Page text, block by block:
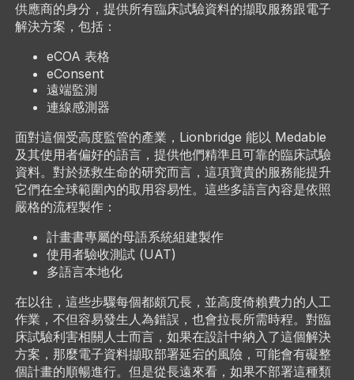
供應商的身分，提供所有臨床試驗資料的擷取服務跟電子
解決方案，包括：
eCOA 表格
eConsent
遠端監測
連線感測器
面對這個受高度監管的產業，Lionbridge 能以 Medable
及其使用者偏好的語言，提供他們精準且可靠的臨床試驗
資料。對於拯救生命的研究而言，這項寶貴的服務能提升
它們在全球範圍內的取用容易性。這些多語言內容是依照
嚴格的流程製作：
計畫書專屬的母語系統組建製作
使用者驗收測試 (UAT)
多語言本地化
在以往，這些步驟每個都頗冗長，並高度倚賴費力的人工
作業，不但容易發生人為錯誤，也會拉長所需時程。對臨
床試驗利害相關人士而言，如果在設計中納入了這個解決
方案，那麼電子資料擷取部署延宕的風險，可能會有礙整
個計畫的順暢進行。但是從長遠來看，如果不部署這種類